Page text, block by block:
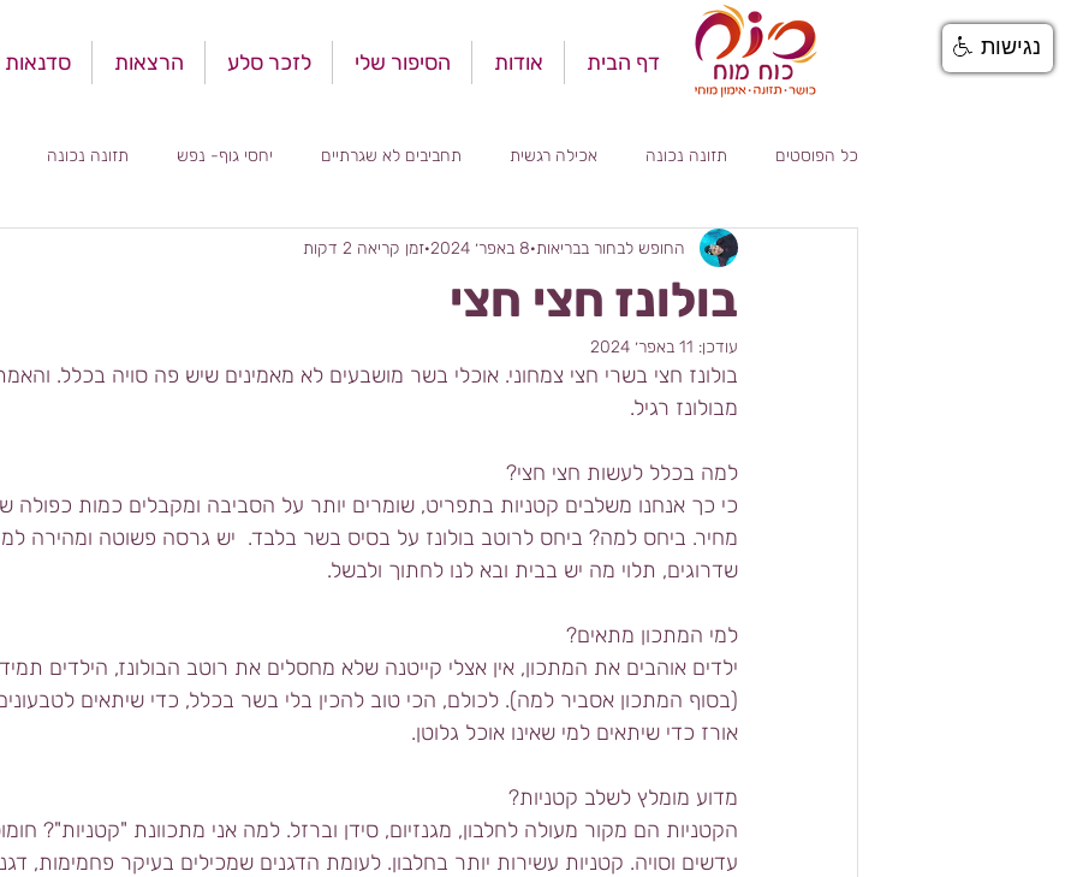
דף הבית אודות הסיפור שלי לזכר סלע הרצאות סדנאות
כל הפוסטים תזונה נכונה אכילה רגשית תחביבים לא שגרתיים יחסי גוף- נפש תזונה נכונה
ספורטאים ילדים מאפים קינוחים טבעוני
בולונז חצי חצי
החופש לבחור בבריאות 8 באפר׳ 2024 זמן קריאה 2 דקות
עודכן: 11 באפר׳ 2024
בולונז חצי בשרי חצי צמחוני. אוכלי בשר מושבעים לא מאמינים שיש פה סויה בכלל.
מבולונז רגיל.
למה בכלל לעשות חצי חצי?
כי כך אנחנו משלבים קטניות בתפריט, שומרים יותר על הסביבה ומקבלים כמות כפולה
מחיר. ביחס למה? ביחס לרוטב בולונז על בסיס בשר בלבד.  יש גרסה פשוטה ומהירה
שדרוגים, תלוי מה יש בבית ובא לנו לחתוך ולבשל.
למי המתכון מתאים?
ילדים אוהבים את המתכון, אין אצלי קייטנה שלא מחסלים את רוטב הבולונז, הילדים
(בסוף המתכון אסביר למה). לכולם, הכי טוב להכין בלי בשר בכלל, כדי שיתאים
אורז כדי שיתאים למי שאינו אוכל גלוטן.
מדוע מומלץ לשלב קטניות?
הקטניות הם מקור מעולה לחלבון, מגנזיום, סידן וברזל. למה אני מתכוונת "קטניות"?
עדשים וסויה. קטניות עשירות יותר בחלבון. לעומת הדגנים שמכילים בעיקר פחמימות,
נגישות